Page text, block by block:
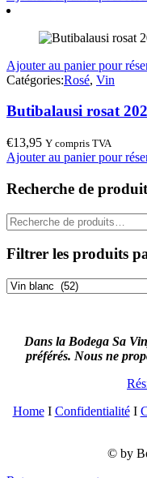
Ajouter au panier pour
Catégories:Rosé, Vin
Butibalausi rosat
€13,95 Y compris TVA
Ajouter au panier pour
Recherche de
Recherche
pour :
Filtrer les produits
Dans la Bodega Sa
préférés. Nous ne
HomeI ConfidentialitéI
© by